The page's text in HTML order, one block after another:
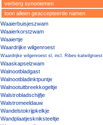
verberg synoniemen
toon alleen geaccepteerde namen
Waaierbuisjeszwam
Waaierkorstzwam
Waaiertje
Waardrijke wilgenroest
Waardrijke wilgenroest sl, incl. Ribes-katwilgroest
Waaskapselzwam
Walnootbladgast
Walnootbladinktpuntje
Walnootuitbreekkogeltje
Walstrobladschijfje
Walstromeeldauw
Wandelstokrijpkelkje
Wandplaatjeskniksteeltje